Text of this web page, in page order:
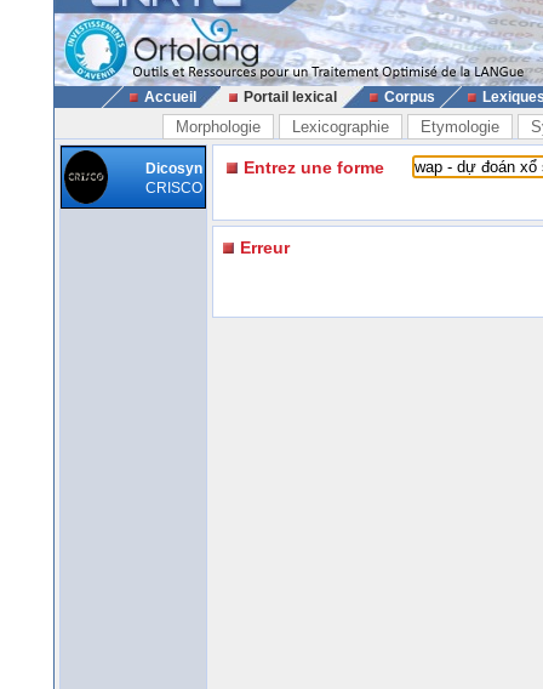
Accueil Portail lexical Corpus
Morphologie Lexicographie Etymologie
Dicosyn
CRISCO
Entrez une forme
Erreur